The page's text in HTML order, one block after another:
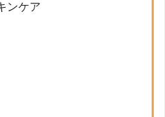
ンケア